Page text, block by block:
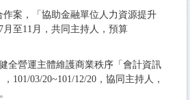
作案，「協助金融單位人力資源提升
月至11月，共同主持人，預算
全營運主體維護商業秩序「會計資訊
101/03/20~101/12/20，協同主持人，